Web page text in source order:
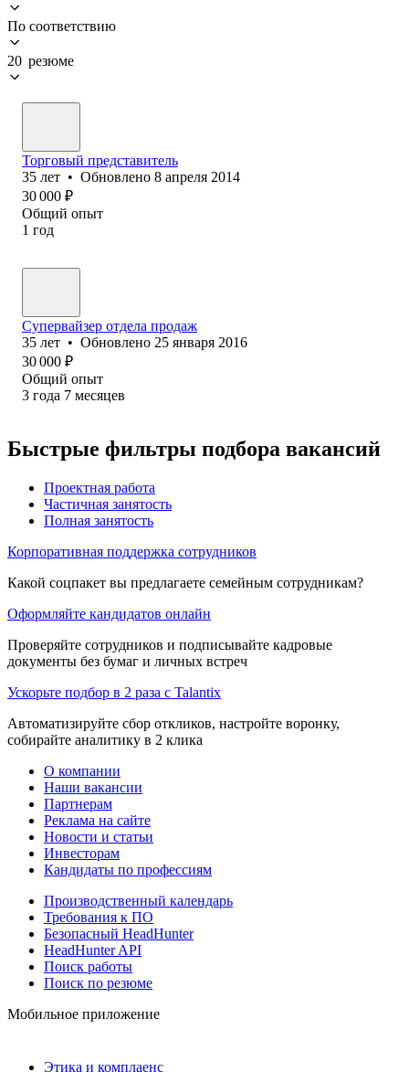
По соответствию
20 резюме
Торговый представитель
35 лет • Обновлено 8 апреля 2014
30 000 ₽
Общий опыт
1 год
Супервайзер отдела продаж
35 лет • Обновлено 25 января 2016
30 000 ₽
Общий опыт
3 года 7 месяцев
Быстрые фильтры подбора вакансий
Проектная работа
Частичная занятость
Полная занятость
Корпоративная поддержка сотрудников
Какой соцпакет вы предлагаете семейным сотрудникам?
Оформляйте кандидатов онлайн
Проверяйте сотрудников и подписывайте кадровые
документы без бумаг и личных встреч
Ускорьте подбор в 2 раза с Talantix
Автоматизируйте сбор откликов, настройте воронку,
собирайте аналитику в 2 клика
О компании
Наши вакансии
Партнерам
Реклама на сайте
Новости и статьи
Инвесторам
Кандидаты по профессиям
Производственный календарь
Требования к ПО
Безопасный HeadHunter
HeadHunter API
Поиск работы
Поиск по резюме
Мобильное приложение
Этика и комплаенс